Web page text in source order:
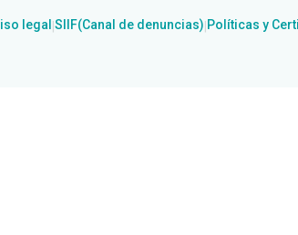
legal |SIIF(Canal de denuncias) Políticas y